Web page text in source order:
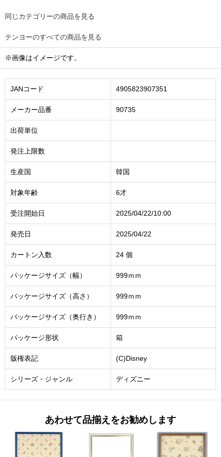
同じカテゴリーの商品を見る
テンヨーのすべての商品を見る
※画像はイメージです。
JANコード 4905823907351
メーカー品番 90735
出荷単位
発注上限数
生産国 韓国
対象年齢 6才
受注開始日 2025/04/22/10:00
発売日 2025/04/22
カートン入数 24 個
パッケージサイズ（幅） 999ｍｍ
パッケージサイズ（高さ） 999ｍｍ
パッケージサイズ（奥行き） 999ｍｍ
パッケージ形状 箱
版権表記 (C)Disney
シリーズ・ジャンル ディズニー
あわせて品揃えをお勧めします